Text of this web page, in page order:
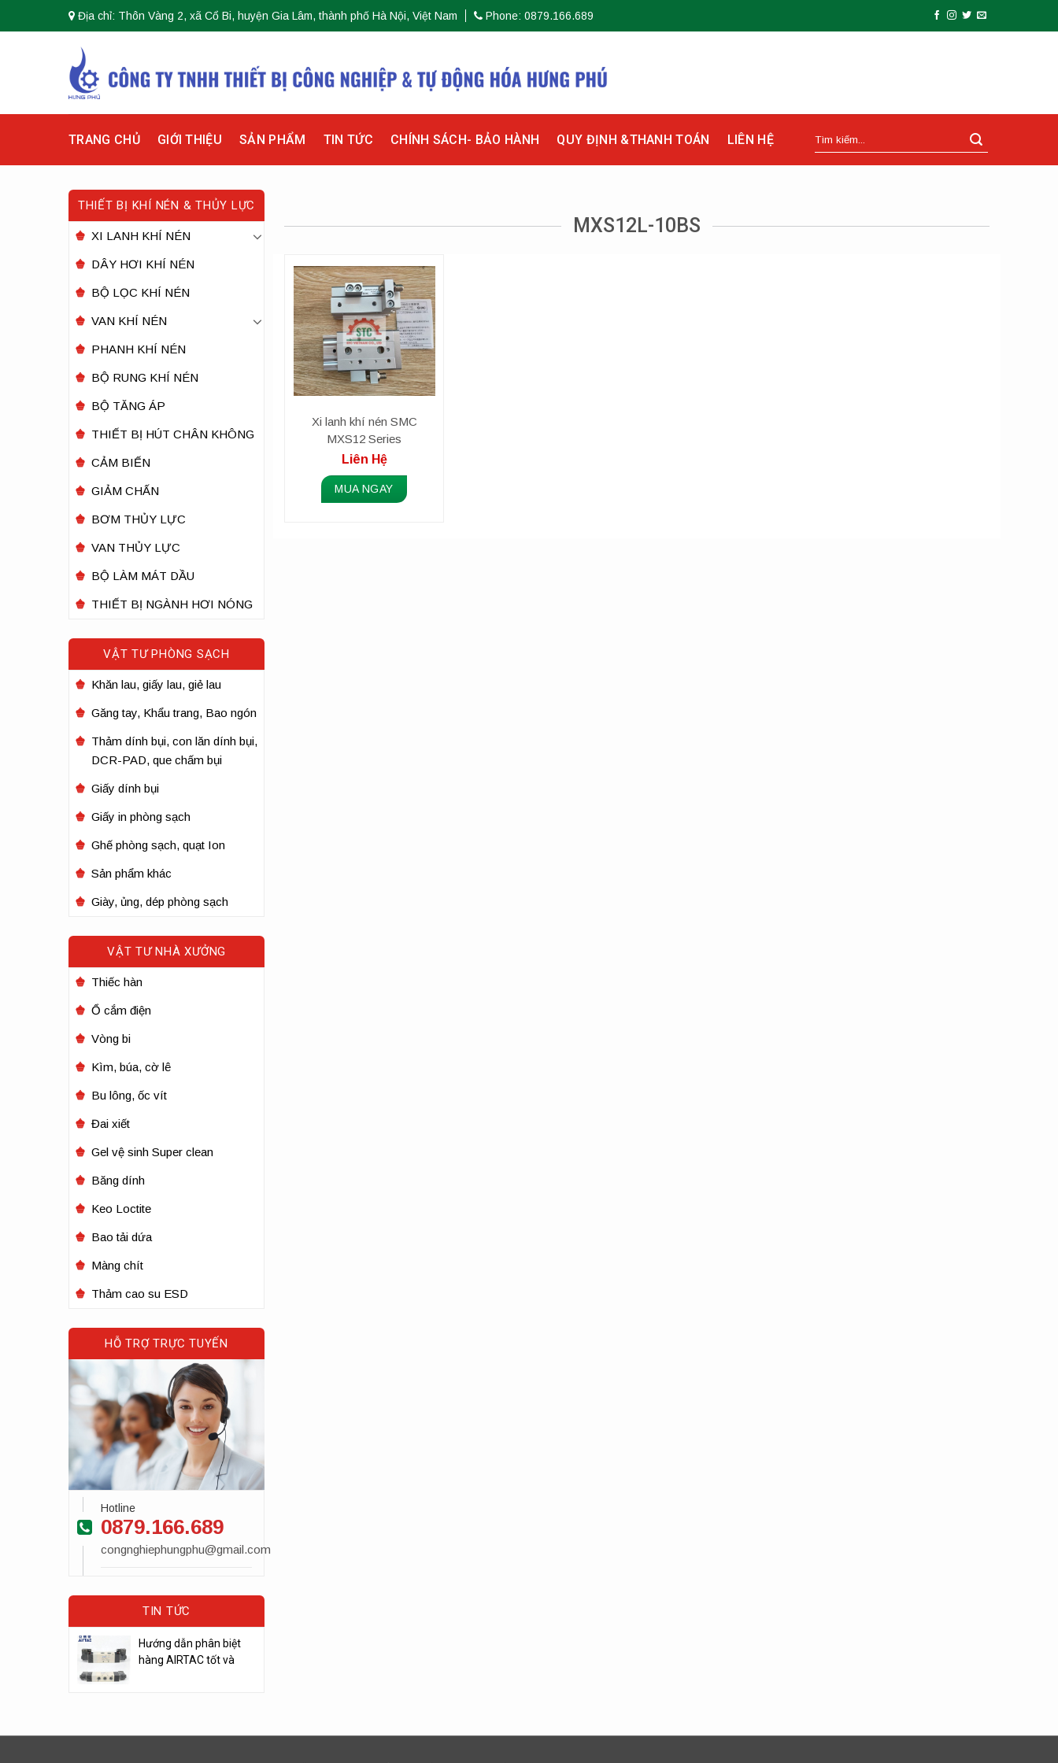
to
Địa chỉ: Thôn Vàng 2, xã Cổ Bi, huyện Gia Lâm, thành phố Hà Nội, Việt Nam Phone: 0879.166.689
TRANG CHỦ GIỚI THIỆU SẢN PHẨM TIN TỨC CHÍNH SÁCH- BẢO HÀNH QUY ĐỊNH &THANH TOÁN LIÊN HỆ
THIẾT BỊ KHÍ NÉN & THỦY LỰC
XI LANH KHÍ NÉN
DÂY HƠI KHÍ NÉN
BỘ LỌC KHÍ NÉN
VAN KHÍ NÉN
PHANH KHÍ NÉN
BỘ RUNG KHÍ NÉN
BỘ TĂNG ÁP
THIẾT BỊ HÚT CHÂN KHÔNG
CẢM BIẾN
GIẢM CHẤN
BƠM THỦY LỰC
VAN THỦY LỰC
BỘ LÀM MÁT DẦU
THIẾT BỊ NGÀNH HƠI NÓNG
VẬT TƯ PHÒNG SẠCH
Khăn lau, giấy lau, giẻ lau
Găng tay, Khẩu trang, Bao ngón
Thảm dính bụi, con lăn dính bụi,
DCR-PAD, que chấm bụi
Giấy dính bụi
Giấy in phòng sạch
Ghế phòng sạch, quạt Ion
Sản phẩm khác
Giày, ủng, dép phòng sạch
VẬT TƯ NHÀ XƯỞNG
Thiếc hàn
Ổ cắm điện
Vòng bi
Kìm, búa, cờ lê
Bu lông, ốc vít
Đai xiết
Gel vệ sinh Super clean
Băng dính
Keo Loctite
Bao tải dứa
Màng chít
Thảm cao su ESD
HỖ TRỢ TRỰC TUYẾN
Hotline
0879.166.689
congnghiephungphu@gmail.com
TIN TỨC
Hướng dẫn phân biệt
hàng AIRTAC tốt và
MXS12L-10BS
Xi lanh khí nén SMC
MXS12 Series
Liên Hệ
MUA NGAY